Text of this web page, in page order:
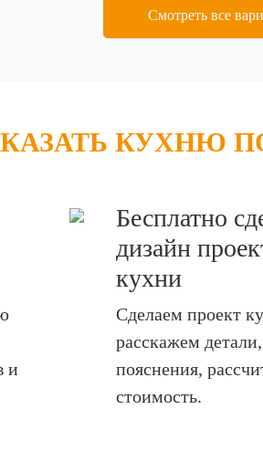
Смотреть все
КУХНЮ
и
Бесплатно
дизайн
кухни
Сделаем проект
расскажем
пояснения,
стоимость.